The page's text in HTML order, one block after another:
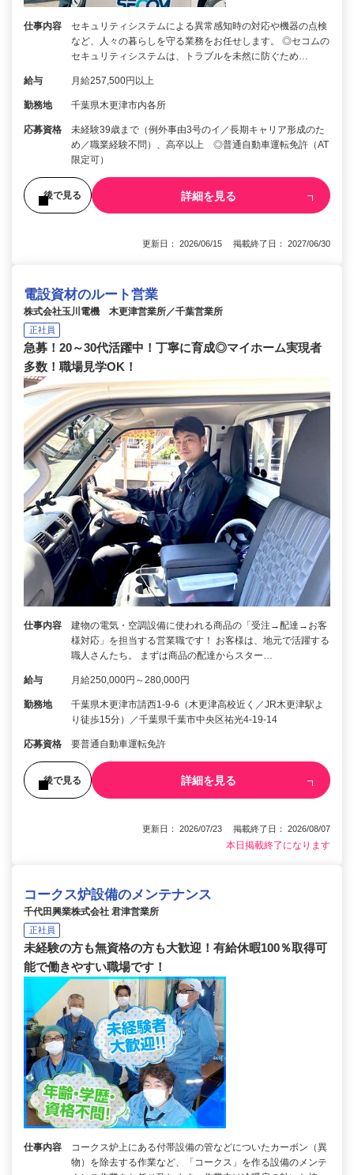
仕事内容
セキュリティシステムによる異常感知時の対応や機器の点検
など、人々の暮らしを守る業務をお任せします。 ◎セコムの
セキュリティシステムは、トラブルを未然に防ぐため…
給与 月給257,500円以上
勤務地 千葉県木更津市内各所
応募資格
未経験39歳まで（例外事由3号のイ／長期キャリア形成のた
め／職業経験不問）、高卒以上 ◎普通自動車運転免許（AT
限定可）
後で見る 詳細を見る
更新日： 2026/06/15 掲載終了日： 2027/06/30
電設資材のルート営業
株式会社玉川電機 木更津営業所／千葉営業所
正社員
急募！20～30代活躍中！丁寧に育成◎マイホーム実現者
多数！職場見学OK！
仕事内容
建物の電気・空調設備に使われる商品の「受注→配達→お客
様対応」を担当する営業職です！ お客様は、地元で活躍する
職人さんたち。 まずは商品の配達からスター…
給与 月給250,000円～280,000円
勤務地
千葉県木更津市請西1-9-6（木更津高校近く／JR木更津駅よ
り徒歩15分）／千葉県千葉市中央区祐光4-19-14
応募資格 要普通自動車運転免許
後で見る 詳細を見る
更新日： 2026/07/23 掲載終了日： 2026/08/07
本日掲載終了になります
コークス炉設備のメンテナンス
千代田興業株式会社 君津営業所
正社員
未経験の方も無資格の方も大歓迎！有給休暇100％取得可
能で働きやすい職場です！
仕事内容
コークス炉上にある付帯設備の管などについたカーボン（異
物）を除去する作業など、「コークス」を作る設備のメンテ